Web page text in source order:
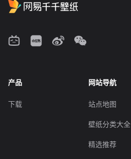
产品
下载
网站导航
站点地图
壁纸分类大全
精选推荐